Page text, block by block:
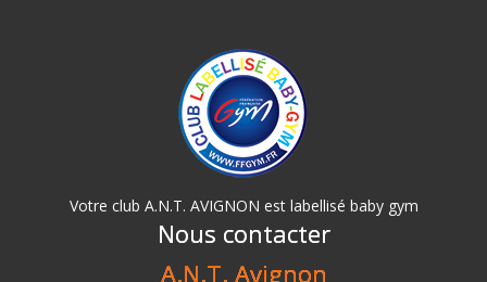
Votre club A.N.T. AVIGNON est labellisé baby gym
Nous contacter
A.N.T. Avignon